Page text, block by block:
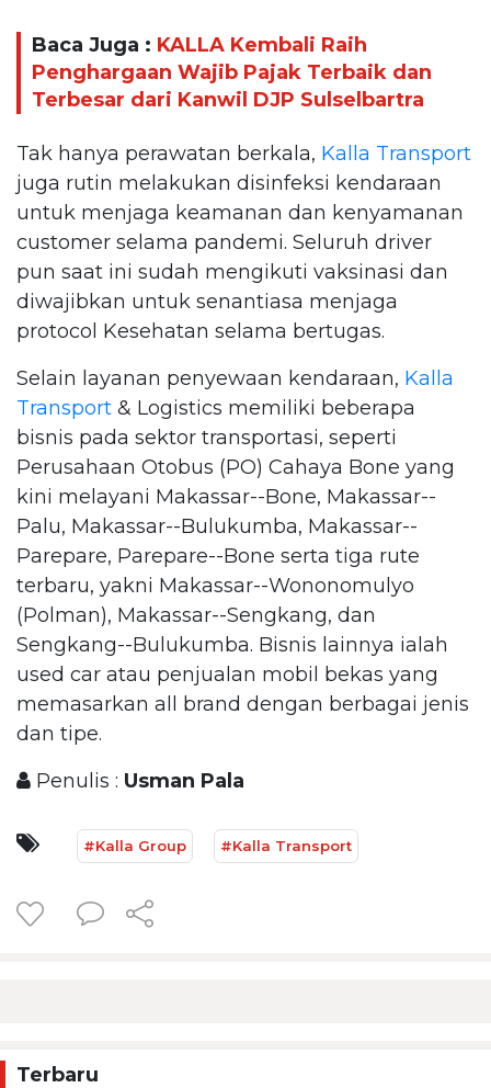
Baca Juga : KALLA Kembali Raih
Penghargaan Wajib Pajak Terbaik dan
Terbesar dari Kanwil DJP Sulselbartra
Tak hanya perawatan berkala, Kalla Transport
juga rutin melakukan disinfeksi kendaraan
untuk menjaga keamanan dan kenyamanan
customer selama pandemi. Seluruh driver
pun saat ini sudah mengikuti vaksinasi dan
diwajibkan untuk senantiasa menjaga
protocol Kesehatan selama bertugas.
Selain layanan penyewaan kendaraan, Kalla
Transport & Logistics memiliki beberapa
bisnis pada sektor transportasi, seperti
Perusahaan Otobus (PO) Cahaya Bone yang
kini melayani Makassar--Bone, Makassar--
Palu, Makassar--Bulukumba, Makassar--
Parepare, Parepare--Bone serta tiga rute
terbaru, yakni Makassar--Wononomulyo
(Polman), Makassar--Sengkang, dan
Sengkang--Bulukumba. Bisnis lainnya ialah
used car atau penjualan mobil bekas yang
memasarkan all brand dengan berbagai jenis
dan tipe.
Penulis : Usman Pala
#Kalla Group #Kalla Transport
Terbaru